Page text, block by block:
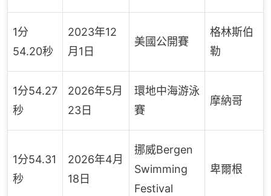
1分
54.20秒
2023年12
月1日
美國公開賽
格林斯伯
勒
1分54.27
秒
2026年5月
23日
環地中海游泳
賽
摩納哥
1分54.31
秒
2026年4月
18日
挪威Bergen
Swimming
Festival
卑爾根